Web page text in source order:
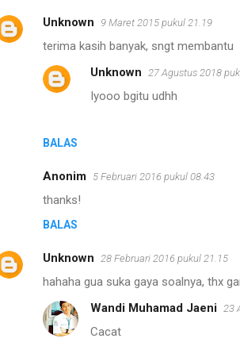
e
Unknown 9 Maret 2015 pukul 21.19
terima kasih banyak, sngt membantu
BALAS
Unknown 27 Agustus 2018
Iyooo bgitu udhh
Anonim 5 Februari 2016 pukul 08.43
thanks!
BALAS
Unknown 28 Februari 2016 pukul 21.15
hahaha gua suka gaya soalnya, thx
Wandi Muhamad Jaeni 23
Cacat